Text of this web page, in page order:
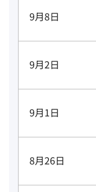
9月8日
9月2日
9月1日
8月26日